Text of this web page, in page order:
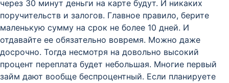
через 30 минут деньги на карте будут. И никаких
поручительств и залогов. Главное правило, берите
маленькую сумму на срок не более 10 дней. И
отдавайте ее обязательно вовремя. Можно даже
досрочно. Тогда несмотря на довольно высокий
процент переплата будет небольшая. Многие первый
займ дают вообще беспроцентный. Если планируете